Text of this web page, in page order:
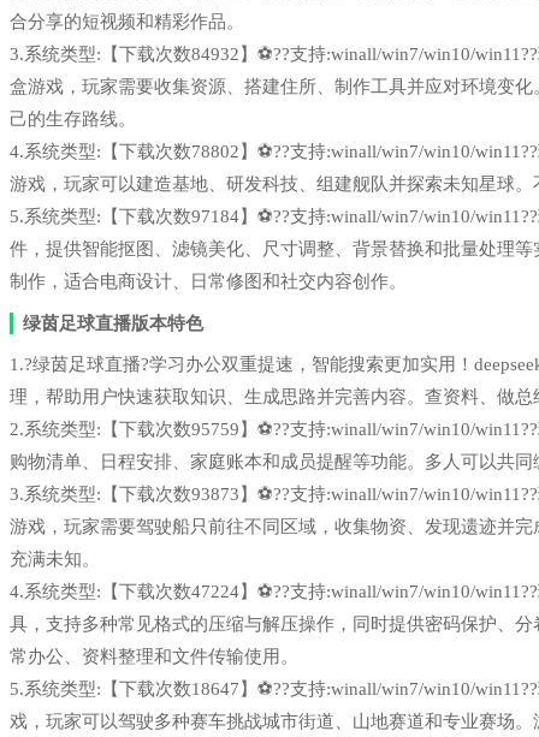
合分享的短视频和精彩作品。
3.系统类型:【下载次数84932】⚽??支持:winall/win7/win10/
盒游戏，玩家需要收集资源、搭建住所、制作工具并应对环境变
己的生存路线。
4.系统类型:【下载次数78802】⚽??支持:winall/win7/win10/
游戏，玩家可以建造基地、研发科技、组建舰队并探索未知星球
5.系统类型:【下载次数97184】⚽??支持:winall/win7/win10/
件，提供智能抠图、滤镜美化、尺寸调整、背景替换和批量处理
制作，适合电商设计、日常修图和社交内容创作。
绿茵足球直播版本特色
1.?绿茵足球直播?学习办公双重提速，智能搜索更加实用！
理，帮助用户快速获取知识、生成思路并完善内容。查资料、做
2.系统类型:【下载次数95759】⚽??支持:winall/win7/win10/
购物清单、日程安排、家庭账本和成员提醒等功能。多人可以共
3.系统类型:【下载次数93873】⚽??支持:winall/win7/win10/
游戏，玩家需要驾驶船只前往不同区域，收集物资、发现遗迹并
充满未知。
4.系统类型:【下载次数47224】⚽??支持:winall/win7/win10/
具，支持多种常见格式的压缩与解压操作，同时提供密码保护、
常办公、资料整理和文件传输使用。
5.系统类型:【下载次数18647】⚽??支持:winall/win7/win10/
戏，玩家可以驾驶多种赛车挑战城市街道、山地赛道和专业赛场